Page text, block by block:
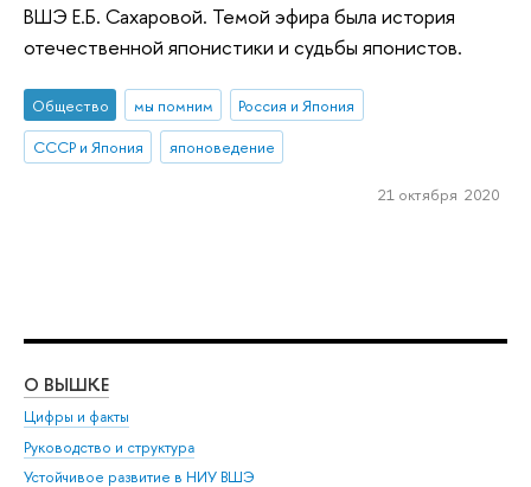
ВШЭ Е.Б. Сахаровой. Темой эфира была история
отечественной японистики и судьбы японистов.
Общество мы помним
Россия и Япония
СССР и Япония
японоведение
21 октября 2020
О ВЫШКЕ
Цифры и факты
Руководство и структура
Устойчивое развитие в НИУ ВШЭ